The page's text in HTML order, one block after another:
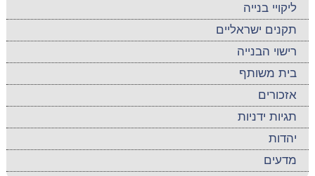
ליקויי בנייה
תקנים ישראליים
רישוי הבנייה
בית משותף
אזכורים
תגיות ידניות
יהדות
מדעים